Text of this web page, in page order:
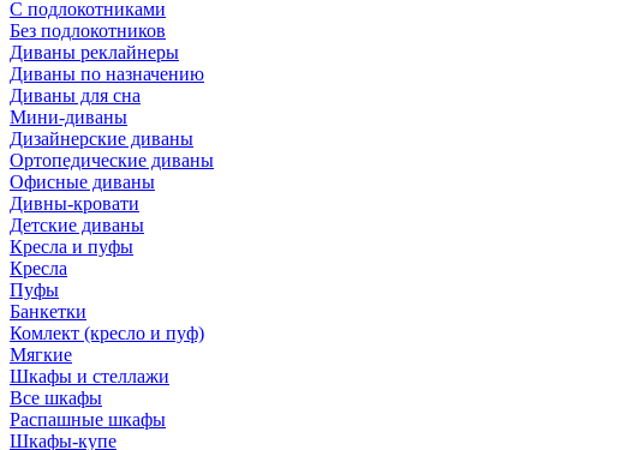
С подлокотниками
Без подлокотников
Диваны реклайнеры
Диваны по назначению
Диваны для сна
Мини-диваны
Дизайнерские диваны
Ортопедические диваны
Офисные диваны
Дивны-кровати
Детские диваны
Кресла и пуфы
Кресла
Пуфы
Банкетки
Комлект (кресло и пуф)
Мягкие
Шкафы и стеллажи
Все шкафы
Распашные шкафы
Шкафы-купе